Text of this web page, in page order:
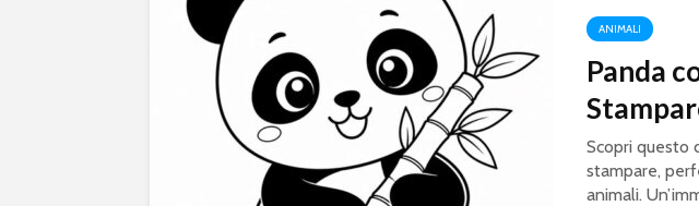
ANIMALI
Panda
Scopri questo
stampare,
animali.